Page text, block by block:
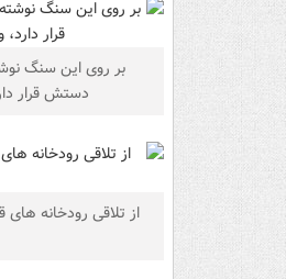
بر روی این سنگ
دستش قرار‌
از تلاقی رودخانه